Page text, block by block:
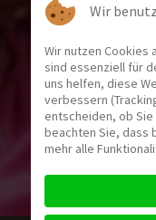
Wir
Wir nutzen Cookies
sind essenziell für
uns helfen, diese
verbessern
entscheiden, ob
beachten Sie, dass
mehr alle